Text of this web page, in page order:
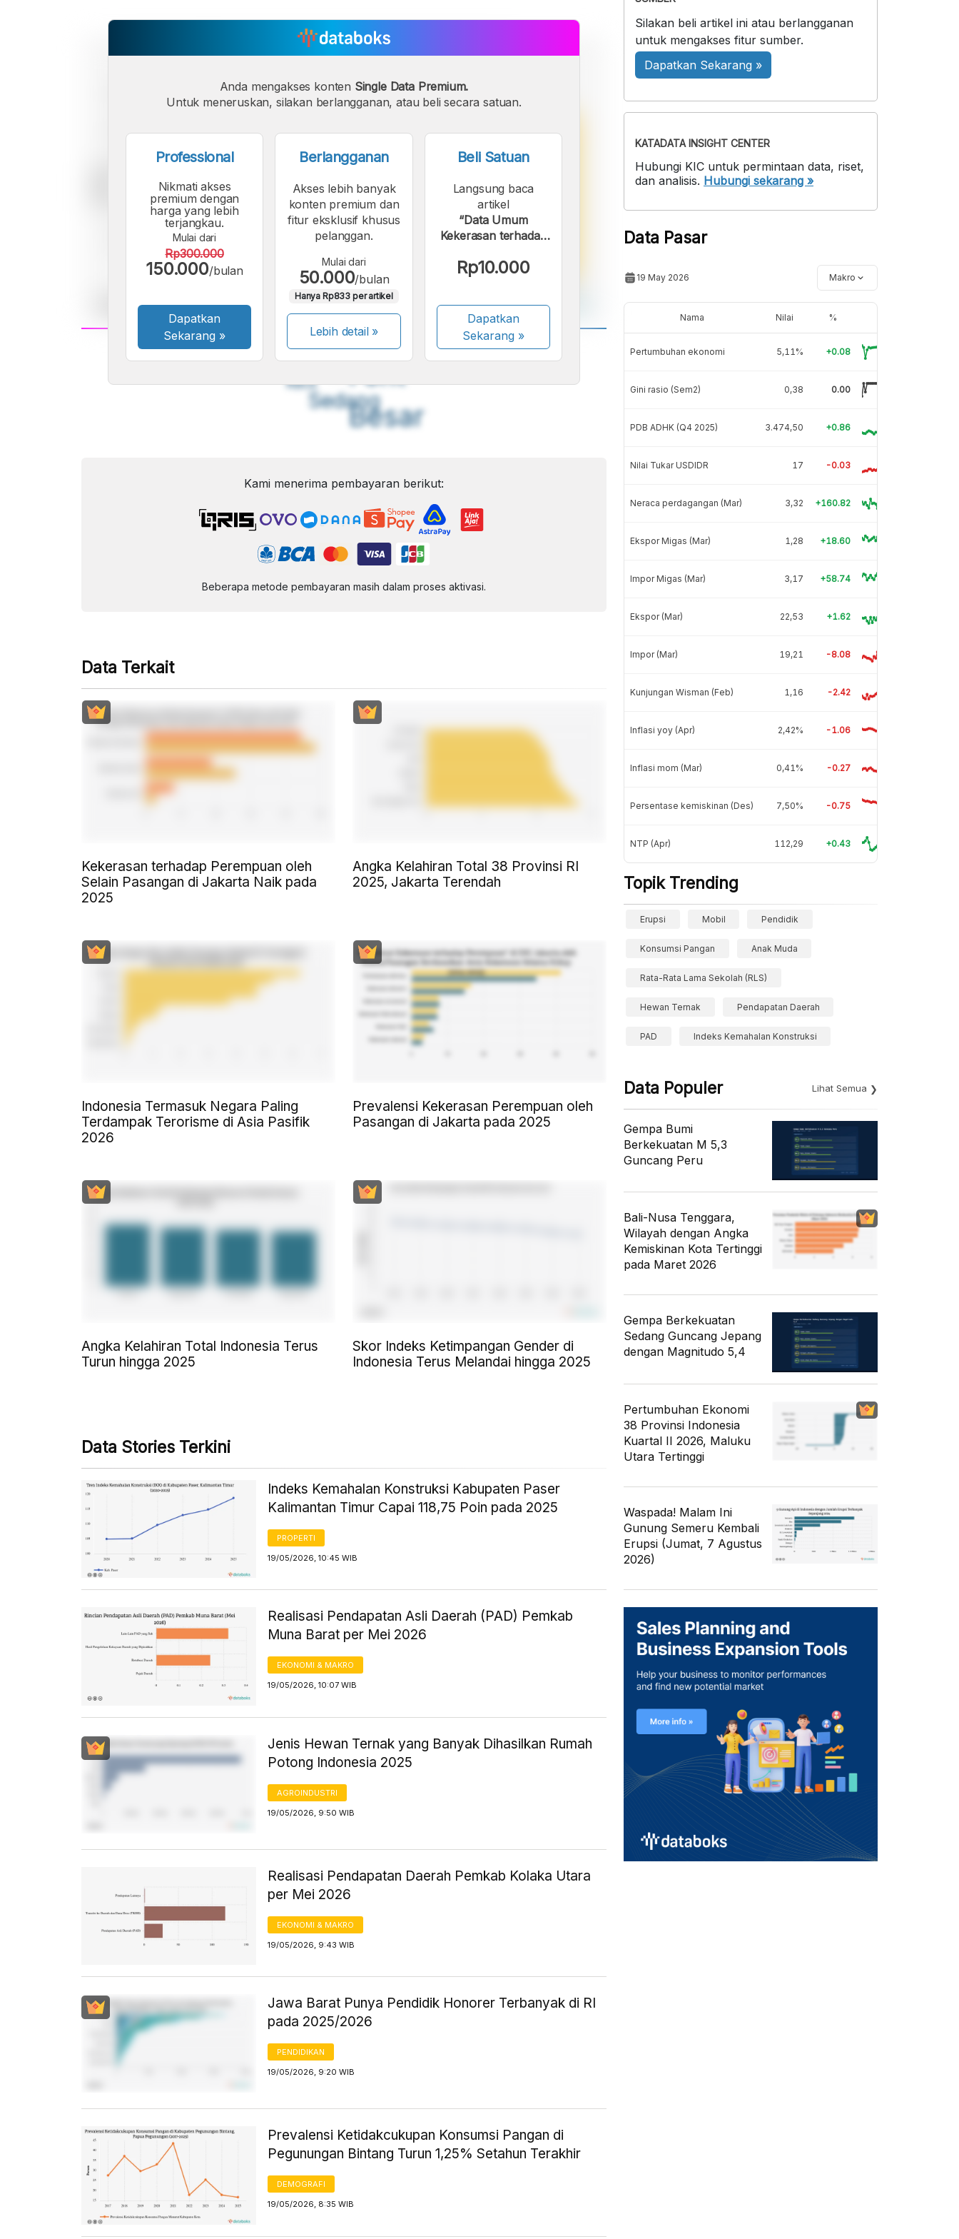
A
Font
Kecil
A
Sedang
A
Besar
Anda mengakses konten Single Data Premium.
Untuk meneruskan, silakan berlangganan, atau beli secara satuan.
Professional
Nikmati akses
premium dengan
harga yang lebih
terjangkau.
Mulai dari
Rp300.000
150.000/bulan
Dapatkan
Sekarang »
Berlangganan
Akses lebih banyak
konten premium dan
fitur eksklusif khusus
pelanggan.
Mulai dari
50.000/bulan
Hanya Rp833 per artikel
Lebih detail »
Beli Satuan
Langsung baca
artikel
“Data Umum
Kekerasan terhadap
Indonesia 2015-
Rp10.000
Dapatkan
Sekarang»
Kami menerima pembayaran berikut:
Beberapa metode pembayaran masih dalam proses aktivasi.
Data Terkait
Kekerasan terhadap Perempuan oleh
Selain Pasangan di Jakarta Naik pada
2025
Angka Kelahiran Total 38 Provinsi RI
2025, Jakarta Terendah
Indonesia Termasuk Negara Paling
Terdampak Terorisme di Asia Pasifik
2026
Prevalensi Kekerasan Perempuan oleh
Pasangan di Jakarta pada 2025
Angka Kelahiran Total Indonesia Terus
Turun hingga 2025
Skor Indeks Ketimpangan Gender di
Indonesia Terus Melandai hingga 2025
Data Stories Terkini
Indeks Kemahalan Konstruksi Kabupaten Paser
Kalimantan Timur Capai 118,75 Poin pada 2025
PROPERTI
19/05/2026, 10:45 WIB
Realisasi Pendapatan Asli Daerah (PAD) Pemkab
Muna Barat per Mei 2026
EKONOMI & MAKRO
19/05/2026, 10:07 WIB
Jenis Hewan Ternak yang Banyak Dihasilkan Rumah
Potong Indonesia 2025
AGROINDUSTRI
19/05/2026, 9:50 WIB
Realisasi Pendapatan Daerah Pemkab Kolaka Utara
per Mei 2026
EKONOMI & MAKRO
19/05/2026, 9:43 WIB
Jawa Barat Punya Pendidik Honorer Terbanyak di RI
pada 2025/2026
PENDIDIKAN
19/05/2026, 9:20 WIB
Prevalensi Ketidakcukupan Konsumsi Pangan di
Pegunungan Bintang Turun 1,25% Setahun Terakhir
DEMOGRAFI
19/05/2026, 8:35 WIB
Silakan beli artikel ini atau berlangganan
untuk mengakses fitur sumber.
Dapatkan Sekarang »
KATADATA INSIGHT CENTER
Hubungi KIC untuk permintaan data, riset,
dan analisis. Hubungi sekarang »
Data Pasar
19 May 2026 Makro
Nama Nilai %
Pertumbuhan ekonomi 5,11% +0.08
Gini rasio (Sem2) 0,38 0.00
PDB ADHK (Q4 2025) 3.474,50 +0.86
Nilai Tukar USDIDR 17 -0.03
Neraca perdagangan (Mar) 3,32 +160.82
Ekspor Migas (Mar) 1,28 +18.60
Impor Migas (Mar) 3,17 +58.74
Ekspor (Mar) 22,53 +1.62
Impor (Mar) 19,21 -8.08
Kunjungan Wisman (Feb) 1,16 -2.42
Inflasi yoy (Apr) 2,42% -1.06
Inflasi mom (Mar) 0,41% -0.27
Persentase kemiskinan (Des) 7,50% -0.75
NTP (Apr) 112,29 +0.43
Topik Trending
Erupsi Mobil Pendidik
Konsumsi Pangan Anak Muda
Rata-Rata Lama Sekolah (RLS)
Hewan Ternak Pendapatan Daerah
PAD Indeks Kemahalan Konstruksi
Data Populer Lihat Semua
Gempa Bumi
Berkekuatan M 5,3
Guncang Peru
Bali-Nusa Tenggara,
Wilayah dengan Angka
Kemiskinan Kota Tertinggi
pada Maret 2026
Gempa Berkekuatan
Sedang Guncang Jepang
dengan Magnitudo 5,4
Pertumbuhan Ekonomi
38 Provinsi Indonesia
Kuartal II 2026, Maluku
Utara Tertinggi
Waspada! Malam Ini
Gunung Semeru Kembali
Erupsi (Jumat, 7 Agustus
2026)